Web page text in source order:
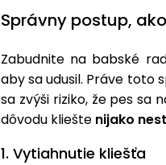
Správny postup,
Zabudnite na babské
aby sa udusil. Práve toto
sa zvýši riziko, že pes sa
dôvodu kliešte nijako
1. Vytiahnutie kliešťa